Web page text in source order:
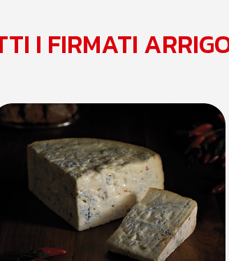
I FIRMATI